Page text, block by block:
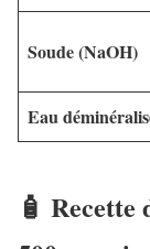
Soude (NaOH)
Eau
🧴 Recette